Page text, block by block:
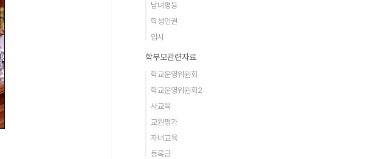
남녀평등
학생인권
입시
학부모관련자료
학교운영위원회
학교운영위원회2
사교육
교원평가
자녀교육
등록금